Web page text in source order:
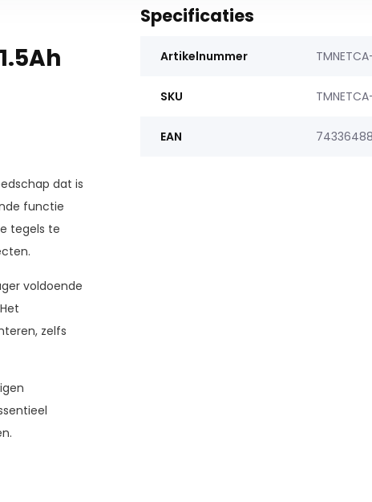
dat is
functie
tegels te
voldoende
zelfs
Specificaties
Artikelnummer
SKU
EAN